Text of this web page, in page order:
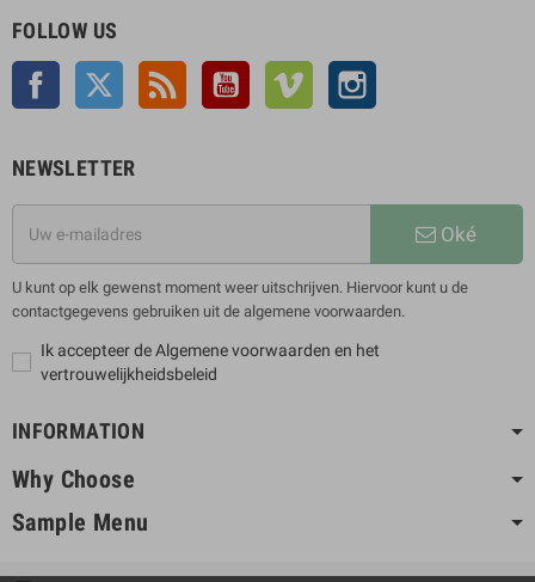
FOLLOW US
Facebook Twitter Rss YouTube Vimeo
NEWSLETTER
Oké
U kunt op elk gewenst moment weer uitschrijven. Hiervoor kunt u de
contactgegevens gebruiken uit de algemene voorwaarden.
Ik accepteer de Algemene voorwaarden en het
vertrouwelijkheidsbeleid
INFORMATION
Why Choose
Sample Menu